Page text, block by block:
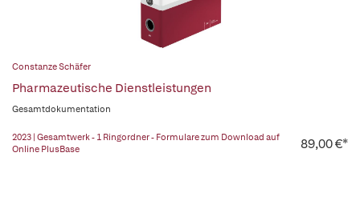
Constanze Schäfer
Pharmazeutische Dienstleistungen
Gesamtdokumentation
2023 | Gesamtwerk - 1 Ringordner - Formulare zum Download auf
Online PlusBase
89,00 €*